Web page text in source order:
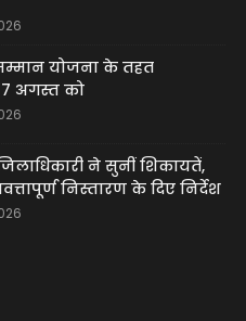
सम्मान योजना के तहत
7 अगस्त को
ने सुनीं शिकायतें,
निस्तारण के दिए निर्देश